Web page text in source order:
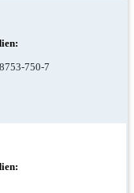
750-7